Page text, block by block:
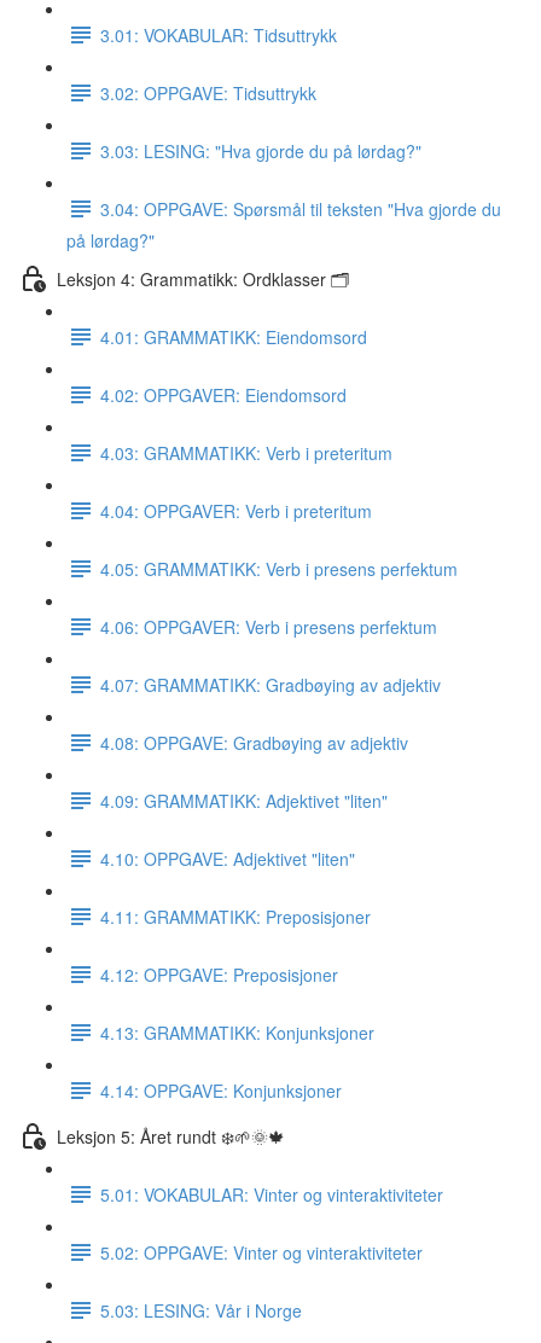
3.01: VOKABULAR: Tidsuttrykk
3.02: OPPGAVE: Tidsuttrykk
3.03: LESING: "Hva gjorde du på lørdag?"
3.04: OPPGAVE: Spørsmål til teksten "Hva gjorde du
på lørdag?"
Leksjon 4: Grammatikk: Ordklasser 🗂
4.01: GRAMMATIKK: Eiendomsord
4.02: OPPGAVER: Eiendomsord
4.03: GRAMMATIKK: Verb i preteritum
4.04: OPPGAVER: Verb i preteritum
4.05: GRAMMATIKK: Verb i presens perfektum
4.06: OPPGAVER: Verb i presens perfektum
4.07: GRAMMATIKK: Gradbøying av adjektiv
4.08: OPPGAVE: Gradbøying av adjektiv
4.09: GRAMMATIKK: Adjektivet "liten"
4.10: OPPGAVE: Adjektivet "liten"
4.11: GRAMMATIKK: Preposisjoner
4.12: OPPGAVE: Preposisjoner
4.13: GRAMMATIKK: Konjunksjoner
4.14: OPPGAVE: Konjunksjoner
Leksjon 5: Året rundt ❄️🌱🌞🍁
5.01: VOKABULAR: Vinter og vinteraktiviteter
5.02: OPPGAVE: Vinter og vinteraktiviteter
5.03: LESING: Vår i Norge